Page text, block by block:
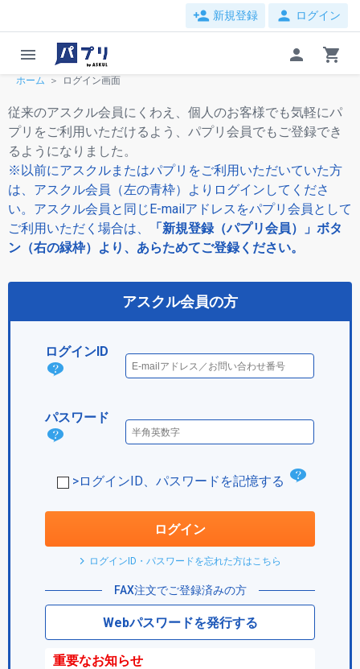
person_add 新規登録 person ログイン
menu person shopping_cart
ホーム ログイン画面
従来のアスクル会員にくわえ、個人のお客様でも気軽にパ
プリをご利用いただけるよう、パプリ会員でもご登録でき
るようになりました。
※以前にアスクルまたはパプリをご利用いただいていた方
は、アスクル会員（左の青枠）よりログインしてくださ
い。アスクル会員と同じE-mailアドレスをパプリ会員として
ご利用いただく場合は、
「新規登録（パプリ会員）」ボタ
ン（右の緑枠）より、あらためてご登録ください。
アスクル会員の方
ログインID
ログ
IDと
パスワード
パス
ド
は？
>ログインID、パスワードを記憶する
ク
ッ
ログイン
ログインID・パスワードを忘れた方はこちら
FAX注文でご登録済みの方
Webパスワードを発行する
重要なお知らせ